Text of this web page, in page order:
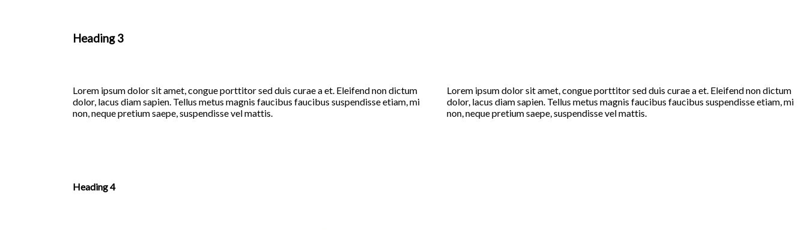
Heading 3
Lorem ipsum dolor sit amet, congue porttitor sed duis curae a et. Eleifend non dictum
dolor, lacus diam sapien. Tellus metus magnis faucibus faucibus suspendisse etiam, mi
non, neque pretium saepe, suspendisse vel mattis.
Lorem ipsum dolor sit amet, congue porttitor sed duis curae a et. Eleifend non dictum
dolor, lacus diam sapien. Tellus metus magnis faucibus faucibus suspendisse etiam, mi
non, neque pretium saepe, suspendisse vel mattis.
Heading 4